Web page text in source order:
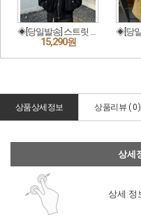
상품상세정보 상품리뷰 ( 0)
상세
상세 정